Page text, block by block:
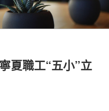
夏職工“五小”立